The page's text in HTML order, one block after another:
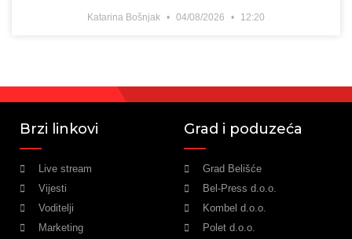
Katarina Bošnjak 04/08/2026 12:20
Brzi linkovi
Live stream
Vijesti
Voditelji
Marketing
Grad i poduzeća
Grad Belišće
Bel-Press d.o.o.
Kombel d.o.o.
Polet d.o.o.